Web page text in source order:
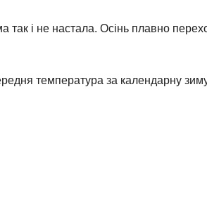
так і не настала. Осінь плавно
температура за календарну